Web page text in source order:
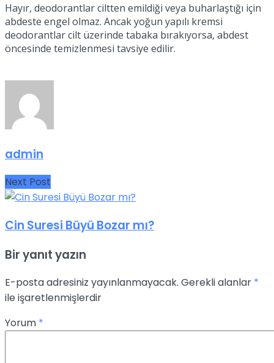
Hayır, deodorantlar ciltten emildiği veya buharlaştığı için
abdeste engel olmaz. Ancak yoğun yapılı kremsi
deodorantlar cilt üzerinde tabaka bırakıyorsa, abdest
öncesinde temizlenmesi tavsiye edilir.
admin
Next Post
Cin Suresi Büyü Bozar mı?
Bir yanıt yazın
E-posta adresiniz yayınlanmayacak. Gerekli alanlar *
ile işaretlenmişlerdir
Yorum *